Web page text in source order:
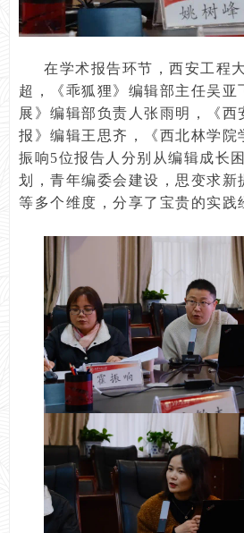
在学术报告环节，西安工程
超，《乖狐狸》编辑部主任吴亚
展》编辑部负责人张雨明，《西
报》编辑王思齐，《西北林学院
振响5位报告人分别从编辑成长
划，青年编委会建设，思变求新
等多个维度，分享了宝贵的实践